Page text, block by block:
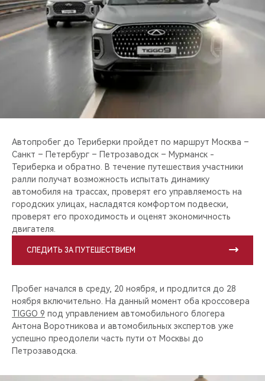
CHERY И СПОРТ
НАШИ МЕРОПРИЯТИЯ
Автопробег до Териберки пройдет по маршрут Москва –
Санкт – Петербург – Петрозаводск – Мурманск -
Териберка и обратно. В течение путешествия участники
ралли получат возможность испытать динамику
автомобиля на трассах, проверят его управляемость на
городских улицах, насладятся комфортом подвески,
проверят его проходимость и оценят экономичность
двигателя.
СЛЕДИТЬ ЗА ПУТЕШЕСТВИЕМ
Пробег начался в среду, 20 ноября, и продлится до 28
ноября включительно. На данный момент оба кроссовера
TIGGO 9 под управлением автомобильного блогера
Антона Воротникова и автомобильных экспертов уже
успешно преодолели часть пути от Москвы до
Петрозаводска.